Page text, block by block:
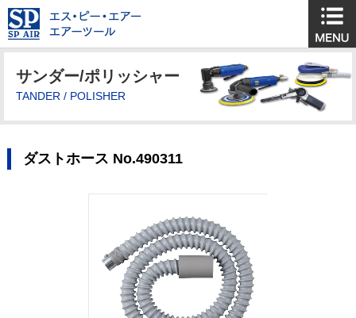
サンダー/ポリッシャー
TANDER / POLISHER
ダストホース No.490311